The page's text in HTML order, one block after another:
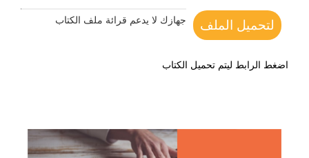
لتحميل الملف جهازك لا يدعم قرائة ملف الكتاب
اضغط الرابط ليتم تحميل الكتاب